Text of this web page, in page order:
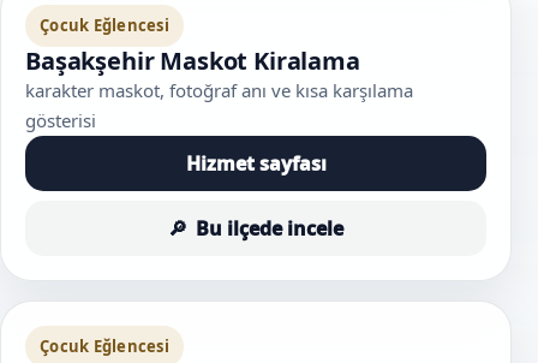
Çocuk Eğlencesi
Başakşehir Maskot Kiralama
karakter maskot, fotoğraf anı ve kısa karşılama
gösterisi
Hizmet sayfası
Bu ilçede incele
Çocuk Eğlencesi